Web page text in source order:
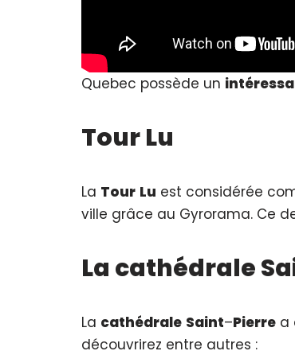
Quebec possède un
Tour Lu
La Tour Lu est considérée
ville grâce au Gyrorama. Ce
La cathédrale
La cathédrale Saint–Pierre a
découvrirez entre autres :